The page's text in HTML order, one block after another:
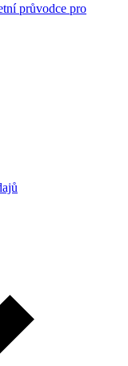
průvodce pro